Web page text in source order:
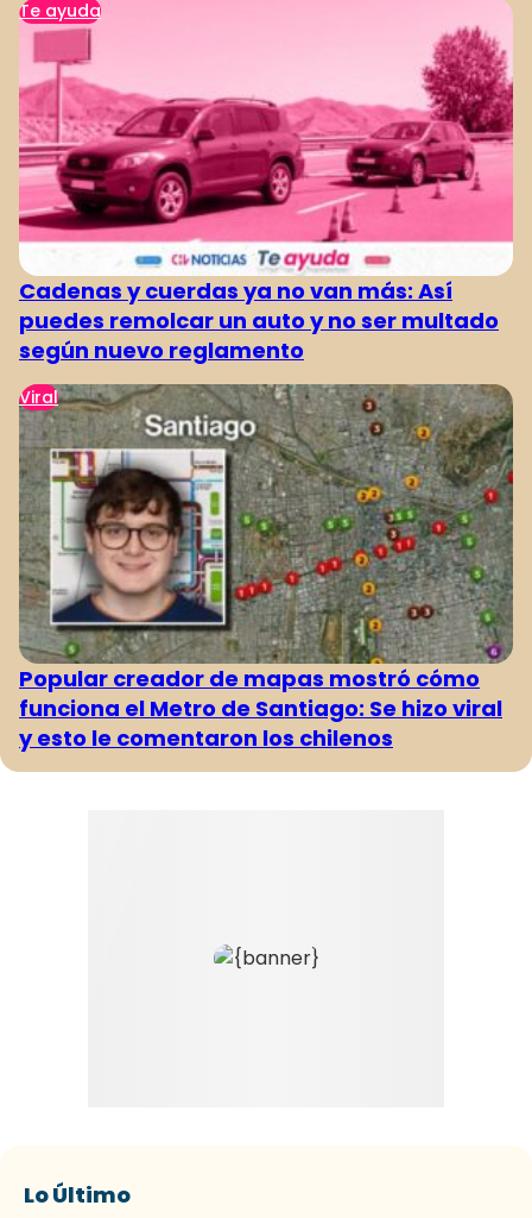
Te ayuda
Cadenas y cuerdas ya no van más: Así
puedes remolcar un auto y no ser multado
según nuevo reglamento
Viral
Popular creador de mapas mostró cómo
funciona el Metro de Santiago: Se hizo viral
y esto le comentaron los chilenos
Lo Último